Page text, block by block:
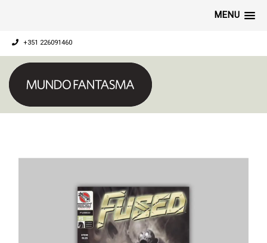
MENU
+351 226091460